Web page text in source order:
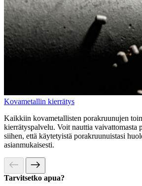
Kovametallin kierrätys
Kaikkiin kovametallisten porakruunujen
kierrätyspalvelu. Voit nauttia vaivattomasta
siihen, että käytetyistä porakruunuistasi
asianmukaisesti.
Tarvitsetko apua?